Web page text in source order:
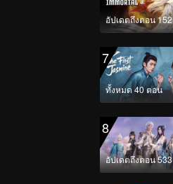
อัปเดตถึงตอน 152
7
ทั้งหมด 40 ตอน
8
อัปเดตถึงตอน 533